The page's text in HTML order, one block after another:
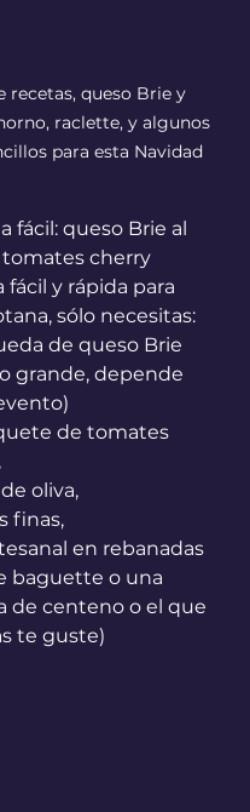
recetas, queso Brie y
raclette, y algunos
para esta Navidad
fácil: queso Brie al
cherry
fácil y rápida para
sólo necesitas:
de queso Brie
grande, depende
de tomates
oliva,
finas,
en rebanadas
baguette o una
de centeno o el que
te guste)